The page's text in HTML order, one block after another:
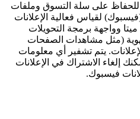
للحفاظ على سلة التسوق وملفات
لقياس فعالية الإعلانات
وواجهة برمجة التحويلات
(مثل مشاهدات الصفحات
يتم تشفير أي معلومات
إلغاء الاشتراك في الإعلانات
فيسبوك.